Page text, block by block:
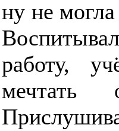
ну не
работу,